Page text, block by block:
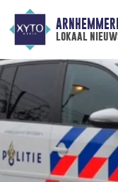
lokaal